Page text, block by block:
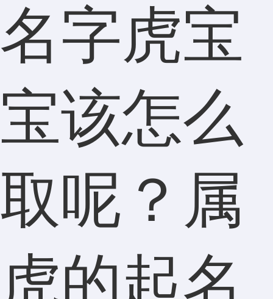
名字虎宝
宝该怎么
取呢？属
虎的起名